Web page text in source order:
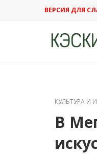
ВЕРСИЯ ДЛЯ
КУЛЬТУРА И
В